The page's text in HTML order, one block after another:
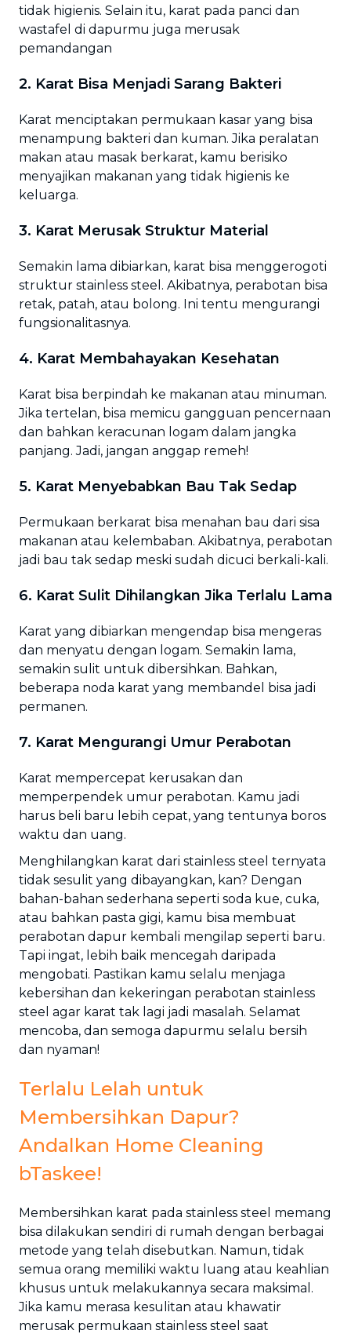
tidak higienis. Selain itu, karat pada panci dan
wastafel di dapurmu juga merusak
pemandangan
2. Karat Bisa Menjadi Sarang Bakteri
Karat menciptakan permukaan kasar yang bisa
menampung bakteri dan kuman. Jika peralatan
makan atau masak berkarat, kamu berisiko
menyajikan makanan yang tidak higienis ke
keluarga.
3. Karat Merusak Struktur Material
Semakin lama dibiarkan, karat bisa menggerogoti
struktur stainless steel. Akibatnya, perabotan bisa
retak, patah, atau bolong. Ini tentu mengurangi
fungsionalitasnya.
4. Karat Membahayakan Kesehatan
Karat bisa berpindah ke makanan atau minuman.
Jika tertelan, bisa memicu gangguan pencernaan
dan bahkan keracunan logam dalam jangka
panjang. Jadi, jangan anggap remeh!
5. Karat Menyebabkan Bau Tak Sedap
Permukaan berkarat bisa menahan bau dari sisa
makanan atau kelembaban. Akibatnya, perabotan
jadi bau tak sedap meski sudah dicuci berkali-kali.
6. Karat Sulit Dihilangkan Jika Terlalu Lama
Karat yang dibiarkan mengendap bisa mengeras
dan menyatu dengan logam. Semakin lama,
semakin sulit untuk dibersihkan. Bahkan,
beberapa noda karat yang membandel bisa jadi
permanen.
7. Karat Mengurangi Umur Perabotan
Karat mempercepat kerusakan dan
memperpendek umur perabotan. Kamu jadi
harus beli baru lebih cepat, yang tentunya boros
waktu dan uang.
Menghilangkan karat dari stainless steel ternyata
tidak sesulit yang dibayangkan, kan? Dengan
bahan-bahan sederhana seperti soda kue, cuka,
atau bahkan pasta gigi, kamu bisa membuat
perabotan dapur kembali mengilap seperti baru.
Tapi ingat, lebih baik mencegah daripada
mengobati. Pastikan kamu selalu menjaga
kebersihan dan kekeringan perabotan stainless
steel agar karat tak lagi jadi masalah. Selamat
mencoba, dan semoga dapurmu selalu bersih
dan nyaman!
Terlalu Lelah untuk
Membersihkan Dapur?
Andalkan Home Cleaning
bTaskee!
Membersihkan karat pada stainless steel memang
bisa dilakukan sendiri di rumah dengan berbagai
metode yang telah disebutkan. Namun, tidak
semua orang memiliki waktu luang atau keahlian
khusus untuk melakukannya secara maksimal.
Jika kamu merasa kesulitan atau khawatir
merusak permukaan stainless steel saat